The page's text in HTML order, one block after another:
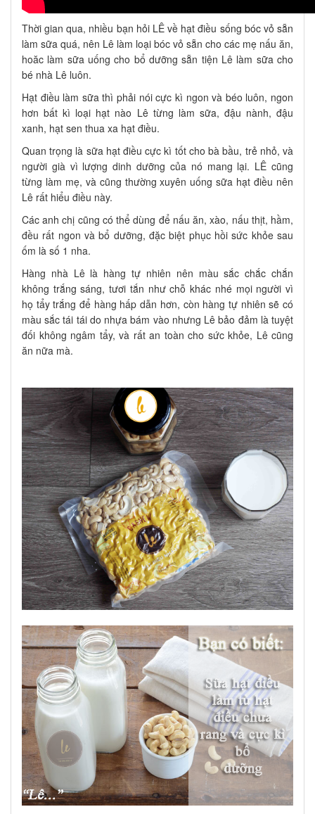
Thời gian qua, nhiều bạn hỏi LÊ về hạt điều sống bóc vỏ sẵn
làm sữa quá, nên Lê làm loại bóc vỏ sẵn cho các mẹ nấu ăn,
hoăc làm sữa uống cho bổ dưỡng sẵn tiện Lê làm sữa cho
bé nhà Lê luôn.
Hạt điều làm sữa thì phải nói cực kì ngon và béo luôn, ngon
hơn bất kì loại hạt nào Lê từng làm sữa, đậu nành, đậu
xanh, hạt sen thua xa hạt điều.
Quan trọng là sữa hạt điều cực kì tốt cho bà bầu, trẻ nhỏ, và
người già vì lượng dinh dưỡng của nó mang lại. LÊ cũng
từng làm mẹ, và cũng thường xuyên uống sữa hạt điều nên
Lê rất hiểu điều này.
Các anh chị cũng có thể dùng để nấu ăn, xào, nấu thịt, hầm,
đều rất ngon và bổ dưỡng, đặc biệt phục hồi sức khỏe sau
ốm là số 1 nha.
Hàng nhà Lê là hàng tự nhiên nên màu sắc chắc chắn
không trắng sáng, tươi tắn như chỗ khác nhé mọi người vì
họ tẩy trắng để hàng hấp dẫn hơn, còn hàng tự nhiên sẽ có
màu sắc tái tái do nhựa bám vào nhưng Lê bảo đảm là tuyệt
đối không ngâm tẩy, và rất an toàn cho sức khỏe, Lê cũng
ăn nữa mà.